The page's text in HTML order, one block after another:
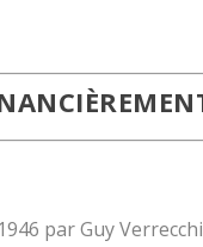
par Guy